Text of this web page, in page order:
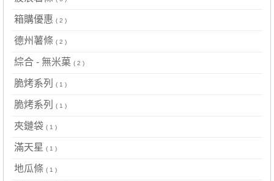
箱購優惠 ( 2 )
德州薯條 ( 2 )
綜合 - 無米菓 ( 2 )
脆烤系列 ( 1 )
脆烤系列 ( 1 )
夾鏈袋 ( 1 )
滿天星 ( 1 )
地瓜條 ( 1 )